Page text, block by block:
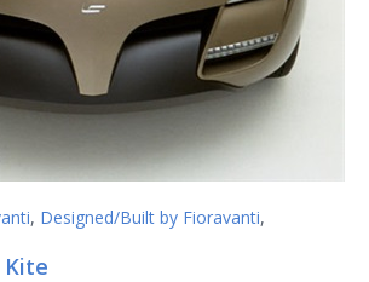
, Designed/Built by Fioravanti,
Kite